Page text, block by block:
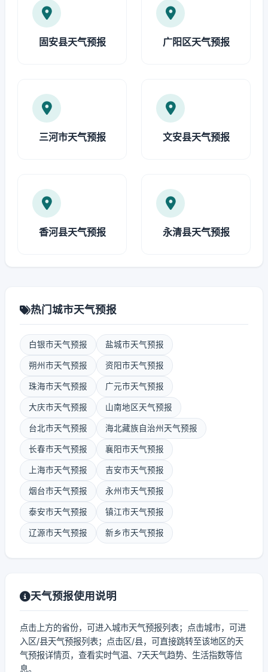
固安县天气预报 广阳区天气预报
三河市天气预报 文安县天气预报
香河县天气预报 永清县天气预报
热门城市天气预报
白银市天气预报 盐城市天气预报
朔州市天气预报 资阳市天气预报
珠海市天气预报 广元市天气预报
大庆市天气预报 山南地区天气预报
台北市天气预报 海北藏族自治州天气预报
长春市天气预报 襄阳市天气预报
上海市天气预报 吉安市天气预报
烟台市天气预报 永州市天气预报
泰安市天气预报 镇江市天气预报
辽源市天气预报 新乡市天气预报
天气预报使用说明
点击上方的省份，可进入城市天气预报列表；点击城市，可进
入区/县天气预报列表；点击区/县，可直接跳转至该地区的天
气预报详情页，查看实时气温、7天天气趋势、生活指数等信
息。